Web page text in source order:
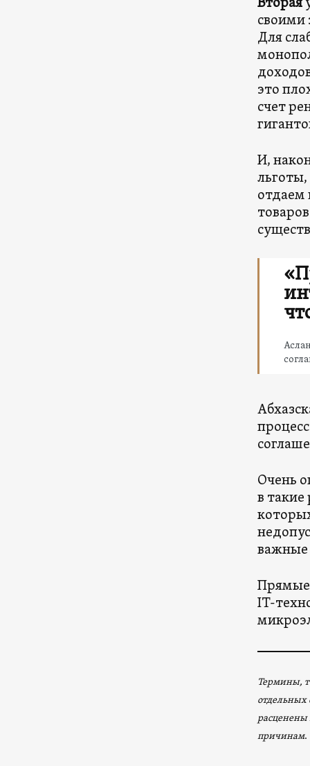
своими
Для
это
счет
И,
отдаем
Очень
в
важные
Прямые
IT-
Термины,
отдельных
причинам.